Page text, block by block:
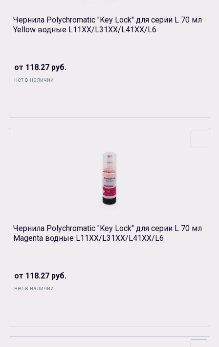
Чернила Polychromatic "Key Lock" для серии L 70 мл
Yellow водные L11XX/L31XX/L41XX/L6
от 118.27 руб.
нет в наличии
Чернила Polychromatic "Key Lock" для серии L 70 мл
Magenta водные L11XX/L31XX/L41XX/L6
от 118.27 руб.
нет в наличии